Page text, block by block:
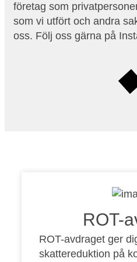
företag som
som vi utfört och andra
oss. Följ oss gärna på
ROT-
ROT-avdraget ger
skattereduktion på